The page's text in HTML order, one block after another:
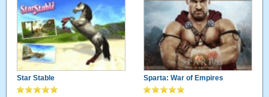
Star Stable Sparta: War of Empires